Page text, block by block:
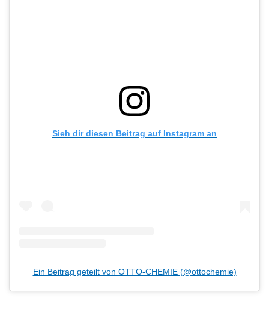
Sieh dir diesen Beitrag auf Instagram an
Ein Beitrag geteilt von OTTO-CHEMIE (@ottochemie)